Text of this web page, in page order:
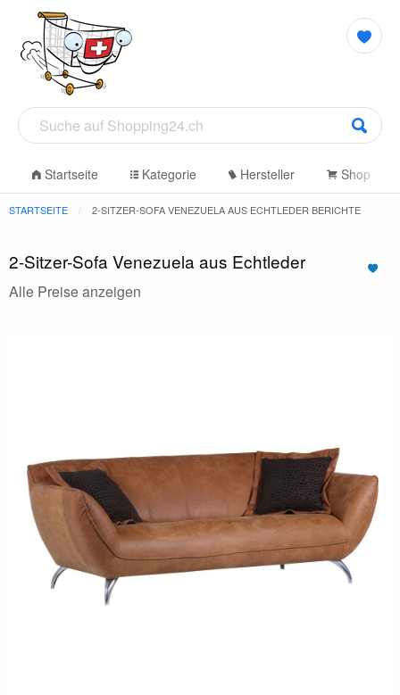
Startseite Kategorie Hersteller Shop
STARTSEITE 2-SITZER-SOFA VENEZUELA AUS ECHTLEDER BERICHTE
2-Sitzer-Sofa Venezuela aus Echtleder
Alle Preise anzeigen